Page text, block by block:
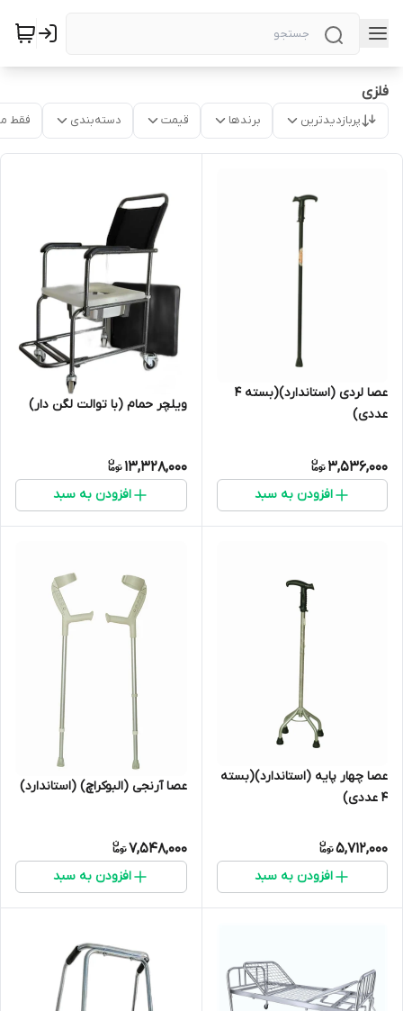
فلزی
پربازدیدترین برندها قیمت دسته‌بندی فقط
عصا لردی (استاندارد)(بسته 4
عددی)
3,536,000
افزودن به سبد
ویلچر حمام (با توالت لگن دار)
13,328,000
افزودن به سبد
عصا چهار پایه (استاندارد)(بسته
4 عددی)
5,712,000
افزودن به سبد
عصا آرنجی (البوکراچ) (استاندارد)
7,548,000
افزودن به سبد